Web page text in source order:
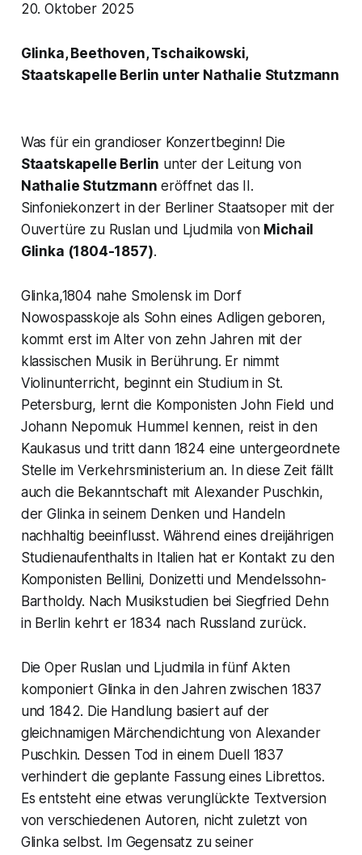
20. Oktober 2025
Glinka, Beethoven, Tschaikowski,
Staatskapelle Berlin unter Nathalie Stutzmann
Was für ein grandioser Konzertbeginn! Die
Staatskapelle Berlin unter der Leitung von
Nathalie Stutzmann eröffnet das II.
Sinfoniekonzert in der Berliner Staatsoper mit der
Ouvertüre zu Ruslan und Ljudmila von Michail
Glinka (1804-1857).
Glinka,1804 nahe Smolensk im Dorf
Nowospasskoje als Sohn eines Adligen geboren,
kommt erst im Alter von zehn Jahren mit der
klassischen Musik in Berührung. Er nimmt
Violinunterricht, beginnt ein Studium in St.
Petersburg, lernt die Komponisten John Field und
Johann Nepomuk Hummel kennen, reist in den
Kaukasus und tritt dann 1824 eine untergeordnete
Stelle im Verkehrsministerium an. In diese Zeit fällt
auch die Bekanntschaft mit Alexander Puschkin,
der Glinka in seinem Denken und Handeln
nachhaltig beeinflusst. Während eines dreijährigen
Studienaufenthalts in Italien hat er Kontakt zu den
Komponisten Bellini, Donizetti und Mendelssohn-
Bartholdy. Nach Musikstudien bei Siegfried Dehn
in Berlin kehrt er 1834 nach Russland zurück.
Die Oper Ruslan und Ljudmila in fünf Akten
komponiert Glinka in den Jahren zwischen 1837
und 1842. Die Handlung basiert auf der
gleichnamigen Märchendichtung von Alexander
Puschkin. Dessen Tod in einem Duell 1837
verhindert die geplante Fassung eines Librettos.
Es entsteht eine etwas verunglückte Textversion
von verschiedenen Autoren, nicht zuletzt von
Glinka selbst. Im Gegensatz zu seiner